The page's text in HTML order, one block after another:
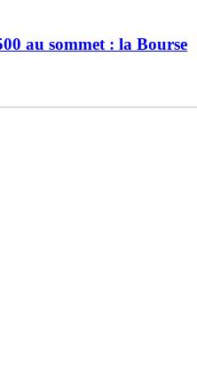
au sommet : la Bourse